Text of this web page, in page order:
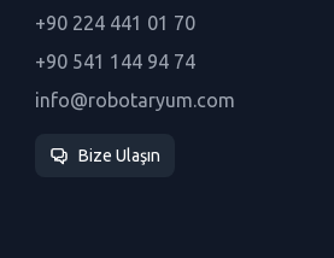
+90 224 441 01 70
+90 541 144 94 74
info@robotaryum.com
Bize Ulaşın